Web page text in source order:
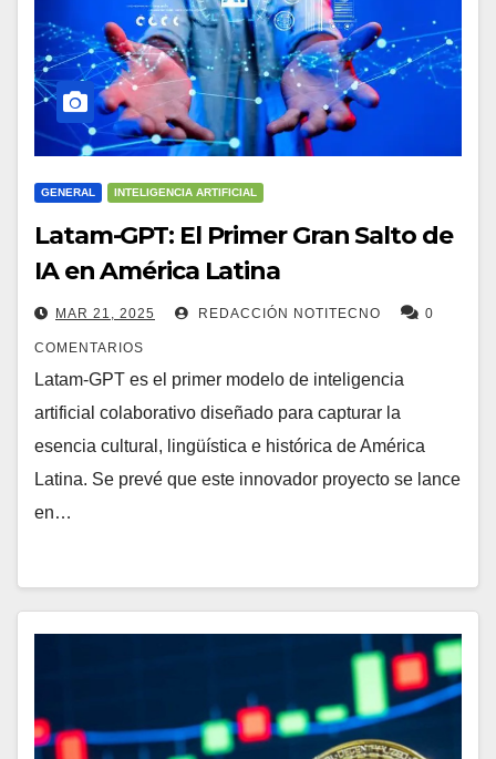
GENERAL INTELIGENCIA ARTIFICIAL
Latam-GPT: El Primer Gran Salto de
IA en América Latina
MAR 21, 2025 REDACCIÓN NOTITECNO 0
COMENTARIOS
Latam-GPT es el primer modelo de inteligencia
artificial colaborativo diseñado para capturar la
esencia cultural, lingüística e histórica de América
Latina. Se prevé que este innovador proyecto se lance
en…